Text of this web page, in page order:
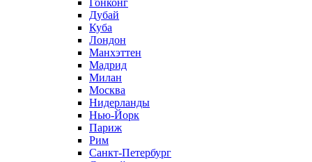
Гонконг
Дубай
Куба
Лондон
Манхэттен
Мадрид
Милан
Москва
Нидерланды
Нью-Йорк
Париж
Рим
Санкт-Петербург